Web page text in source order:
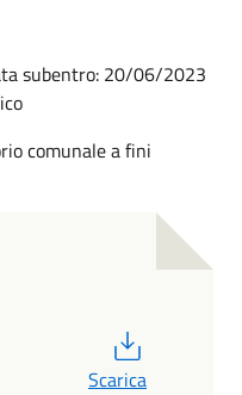
subentro: 20/06/2023
comunale a fini
Scarica